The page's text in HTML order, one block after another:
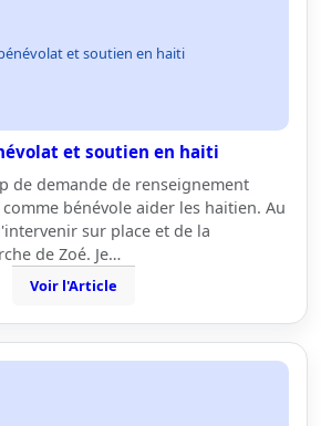
et soutien en haiti
et soutien en haiti
de demande de renseignement
bénévole aider les haitien. Au
sur place et de la
de Zoé. Je…
Voir l'Article